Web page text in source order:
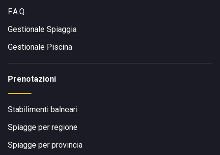
F.A.Q.
Gestionale Spiaggia
Gestionale Piscina
Prenotazioni
Stabilimenti balneari
Spiagge per regione
Spiagge per provincia